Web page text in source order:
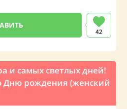
42
и самых светлых дней!
Дню рождения (женский